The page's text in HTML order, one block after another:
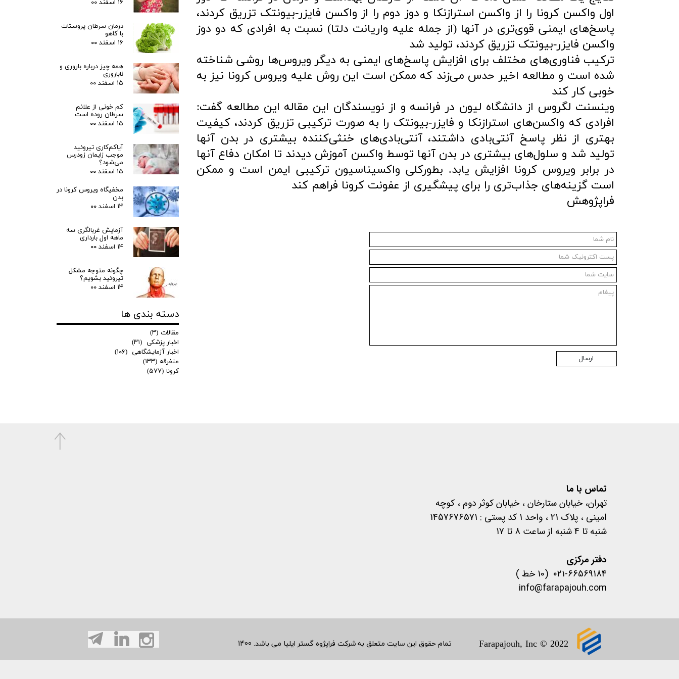
اول واکسن کرونا را از واکسن استرازنکا و دوز دوم را از واکسن فایزر-بیونتک تزریق کردند،
پاسخ‌های ایمنی قوی‌تری در آنها (از جمله علیه واریانت دلتا) نسبت به افرادی که دو دوز
واکسن فایزر-بیونتک تزریق کردند، تولید شد
ترکیب فناوری‌های مختلف برای افزایش پاسخ‌های ایمنی به دیگر ویروس‌ها روشی شناخته
شده است و مطالعه اخیر حدس می‌زند که ممکن است این روش علیه ویروس کرونا نیز به
خوبی کار کند
وینسنت لگروس از دانشگاه لیون در فرانسه و از نویسندگان این مقاله این مطالعه گفت:
افرادی که واکسن‌های استرازنکا و فایزر-بیونتک را به صورت ترکیبی تزریق کردند، کیفیت
بهتری از نظر پاسخ آنتی‌بادی داشتند، آنتی‌بادی‌های خنثی‌کننده بیشتری در بدن آنها
تولید شد و سلول‌های بیشتری در بدن آنها توسط واکسن آموزش دیدند تا امکان دفاع آنها
در برابر ویروس کرونا افزایش یابد. بطورکلی واکسیناسیون ترکیبی ایمن است و ممکن
است گزینه‌های جذاب‌تری را برای پیشگیری از عفونت کرونا فراهم کند
فراپژوهش
ارسال
۱۶ اسفند ۰۰
درمان سرطان پروستات
با کاهو
۱۶ اسفند ۰۰
همه چیز درباره باروری و
ناباروری
۱۵ اسفند ۰۰
کم خونی از علائم
سرطان روده است
۱۵ اسفند ۰۰
آیاکم‌کاری تیروئید
موجب زایمان زودرس
می‌شود؟
۱۵ اسفند ۰۰
مخفیگاه ویروس کرونا در
بدن
۱۴ اسفند ۰۰
آزمایش غربالگری سه
ماهه اول بارداری
۱۴ اسفند ۰۰
چگونه متوجه مشکل
تیروئید بشویم؟
۱۴ اسفند ۰۰
دسته بندی ها
مقالات (۳)
اخبار پزشکی (۳۱)
اخبار آزمایشگاهی (۱۰۶)
متفرقه (۱۳۳)
کرونا (۵۷۷)
تماس با ما
تهران، خیابان ستارخان ، خیابان کوثر دوم ، کوچه
امینی ، پلاک 21 ، واحد 1 کد پستی : 1457676571
شنبه تا 4 شنبه از ساعت 8 تا 17
​​​​​​​دفتر مرکزی
۰۲۱-66569184 (10 خط )
info@farapajouh.com
Farapajouh, Inc © 2022